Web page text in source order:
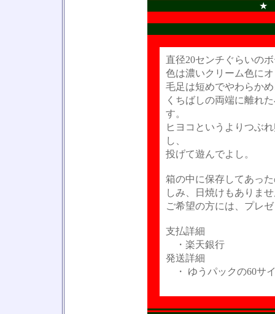
直径20センチぐらいの
色は濃いクリーム色に
毛足は短めでやわらか
くちばしの両端に離れ
す。
ヒヨコというよりつぶ
し、
投げて遊んでよし。
箱の中に保存してあっ
しみ、日焼けもありま
ご希望の方には、プレ
支払詳細
・楽天銀行
発送詳細
・ ゆうパックの60サ